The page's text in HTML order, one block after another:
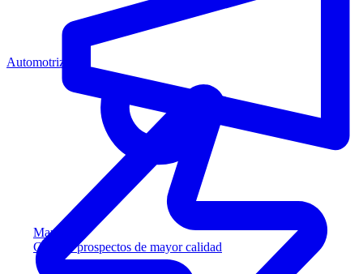
Marketing
Capture prospectos de mayor calidad
Automotriz